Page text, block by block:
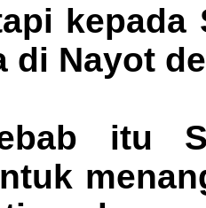
di Nayot
itu